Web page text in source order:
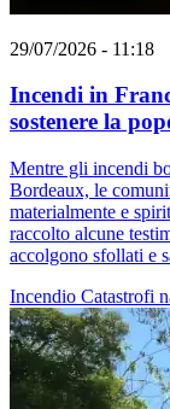
29/07/2026 - 11:18
Incendi in
sostenere la
Mentre gli incendi
Bordeaux, le
materialmente e
raccolto alcune
accolgono sfollati e
Incendio Catastrofi